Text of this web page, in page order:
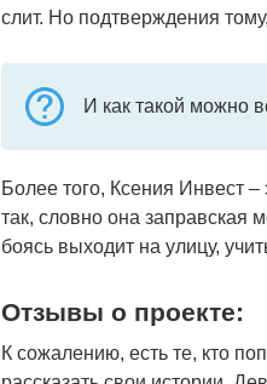
слит. Но подтверждения
И как такой можно
Более того, Ксения Инвест
так, словно она заправская
боясь выходит на улицу,
Отзывы о проекте:
К сожалению, есть те, кто